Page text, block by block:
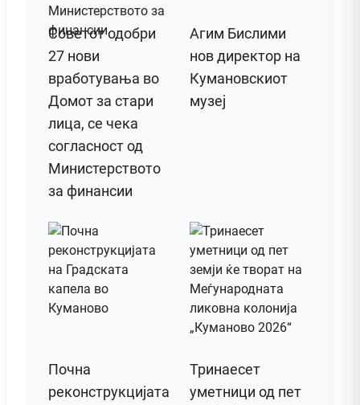
Советот одобри
27 нови
вработувања во
Домот за стари
лица, се чека
согласност од
Министерството
за финансии
Агим Бислими
нов директор на
Кумановскиот
музеј
Почна
реконструкцијата
Тринаесет
уметници од пет